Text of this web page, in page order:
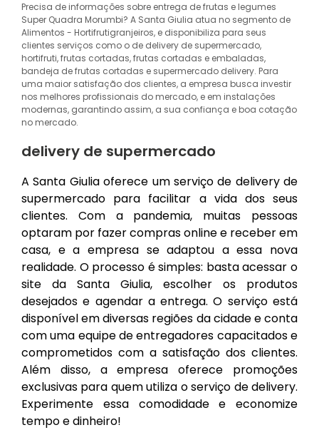
Precisa de informações sobre entrega de frutas e legumes
Super Quadra Morumbi? A Santa Giulia atua no segmento de
Alimentos - Hortifrutigranjeiros, e disponibiliza para seus
clientes serviços como o de delivery de supermercado,
hortifruti, frutas cortadas, frutas cortadas e embaladas,
bandeja de frutas cortadas e supermercado delivery. Para
uma maior satisfação dos clientes, a empresa busca investir
nos melhores profissionais do mercado, e em instalações
modernas, garantindo assim, a sua confiança e boa cotação
no mercado.
delivery de supermercado
A Santa Giulia oferece um serviço de delivery de
supermercado para facilitar a vida dos seus
clientes. Com a pandemia, muitas pessoas
optaram por fazer compras online e receber em
casa, e a empresa se adaptou a essa nova
realidade. O processo é simples: basta acessar o
site da Santa Giulia, escolher os produtos
desejados e agendar a entrega. O serviço está
disponível em diversas regiões da cidade e conta
com uma equipe de entregadores capacitados e
comprometidos com a satisfação dos clientes.
Além disso, a empresa oferece promoções
exclusivas para quem utiliza o serviço de delivery.
Experimente essa comodidade e economize
tempo e dinheiro!